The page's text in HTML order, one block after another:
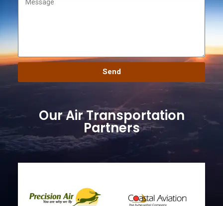
Send
Our Air Transportation
Partners